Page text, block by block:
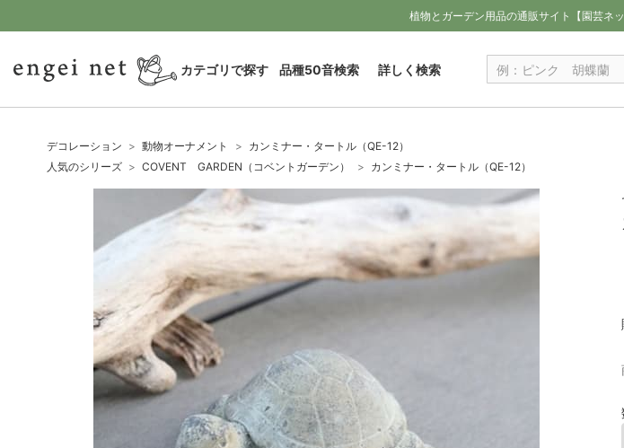
植物とガーデン用品の通販サイト【園芸ネ
カテゴリで探す 品種50音検索 詳しく検索
デコレーション 動物オーナメント
カンミナー・タートル（QE-12）
人気のシリーズ
COVENT GARDEN（コベントガーデン） カンミナー・タートル（QE-12）